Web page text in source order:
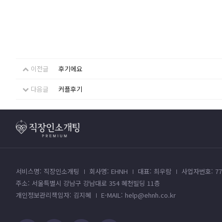
이전글 후기에요
다음글 커플후기
서비스명: 직장인소개팅 회사명: EHNH 대표: 최우람
사업자번호:
주소: 서울특별시 강남구 강남대로 354 혜천빌딩 11층
개인정보관리책임자: 김지혜
E-MAIL: help@ehnh.co.kr